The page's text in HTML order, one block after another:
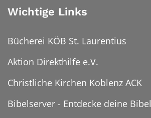
Wichtige Links
Bücherei KÖB St. Laurentius
Aktion Direkthilfe e.V.
Christliche Kirchen Koblenz ACK
Bibelserver - Entdecke deine Bibel